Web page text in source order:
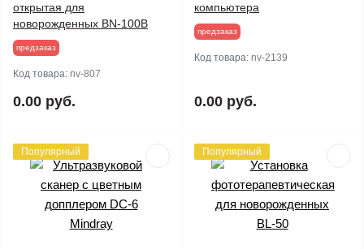
открытая для
новорожденных BN-100B
предзаказ
Код товара: nv-807
0.00 руб.
компьютера
предзаказ
Код товара: nv-2139
0.00 руб.
Популярный Популярный